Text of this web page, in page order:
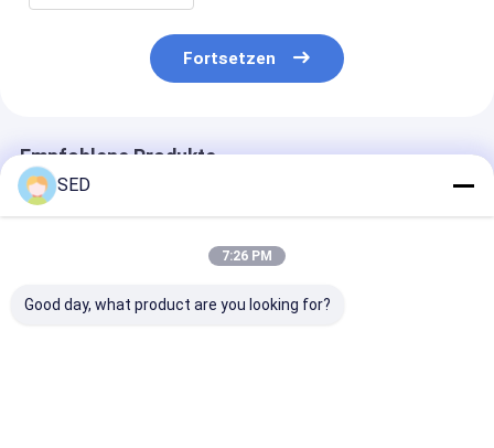
Fortsetzen
Empfohlene Produkte
SED
7:26 PM
Good day, what product are you looking for?